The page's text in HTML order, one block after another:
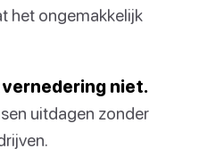
het ongemakkelijk
niet.
uitdagen zonder